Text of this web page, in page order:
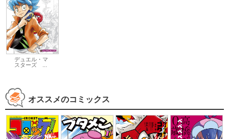
デュエル・マ
スターズ ...
オススメのコミックス